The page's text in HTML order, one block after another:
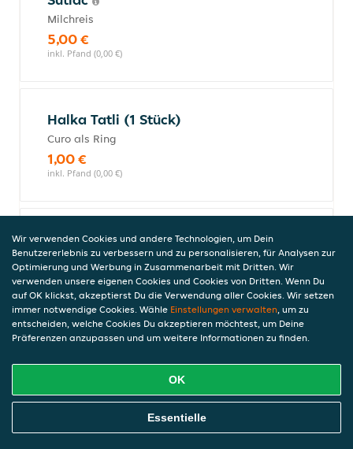
Milchreis
5,00 €
inkl. Pfand (0,00 €)
Halka Tatli (1 Stück)
Curo als Ring
1,00 €
inkl. Pfand (0,00 €)
Baklava (3 Stück)
süßer Blätterteig mit Walnüssen
3,90 €
inkl. Pfand (0,00 €)
Orangensaft 0,33l
2,55 €
Online Essen Bestellen
Wir verwenden Cookies und andere Technologien, um Dein
Benutzererlebnis zu verbessern und zu personalisieren, für Analysen zur
Optimierung und Werbung in Zusammenarbeit mit Dritten. Wir
verwenden unsere eigenen Cookies und Cookies von Dritten. Wenn Du
auf OK klickst, akzeptierst Du die Verwendung aller Cookies. Wir setzen
immer notwendige Cookies. Wähle Einstellungen verwalten, um zu
entscheiden, welche Cookies Du akzeptieren möchtest, um Deine
Präferenzen anzupassen und um weitere Informationen zu finden.
OK
Essentielle